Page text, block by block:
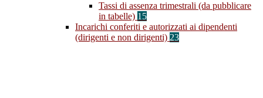
Tassi di assenza trimestrali (da pubblicare
in tabelle) 15
Incarichi conferiti e autorizzati ai dipendenti
(dirigenti e non dirigenti) 23